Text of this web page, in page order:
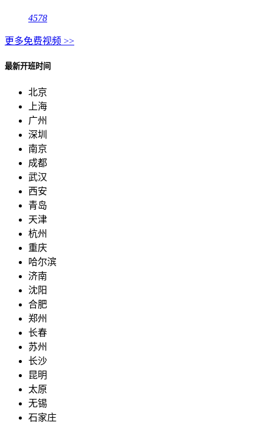
4578
更多免费视频 >>
最新开班时间
北京
上海
广州
深圳
南京
成都
武汉
西安
青岛
天津
杭州
重庆
哈尔滨
济南
沈阳
合肥
郑州
长春
苏州
长沙
昆明
太原
无锡
石家庄